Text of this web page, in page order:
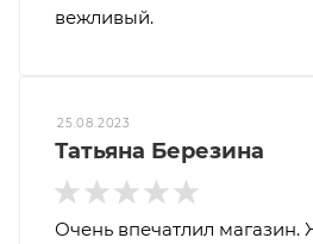
вежливый.
25.08.2023
Татьяна Березина
Очень впечатлил магазин.